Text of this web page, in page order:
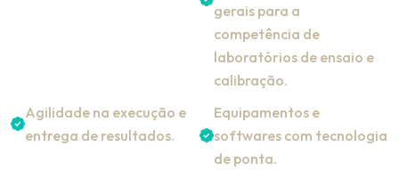
gerais para a
competência de
laboratórios de ensaio e
calibração.
Agilidade na execução e
entrega de resultados.
Equipamentos e
softwares com tecnologia
de ponta.